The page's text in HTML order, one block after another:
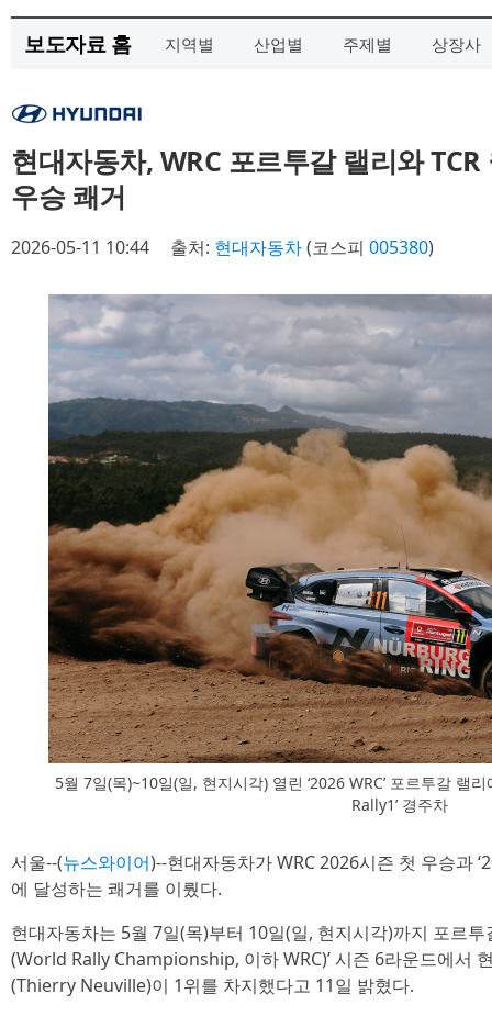
보도자료 홈 지역별 산업별 주제별 상장사
현대자동차, WRC 포르투갈 랠리와
우승 쾌거
2026-05-11 10:44 출처: 현대자동차(코스피 005380)
5월 7일(목)~10일(일, 현지시각) 열린 ‘2026 WRC’ 포르투갈 랠
Rally1’ 경주차
서울--(뉴스와이어)--현대자동차가 WRC 2026시즌 첫 우승과
에 달성하는 쾌거를 이뤘다.
현대자동차는 5월 7일(목)부터 10일(일, 현지시각)까지 포르
(World Rally Championship, 이하 WRC)’ 시즌 6라운드에서
(Thierry Neuville)이 1위를 차지했다고 11일 밝혔다.